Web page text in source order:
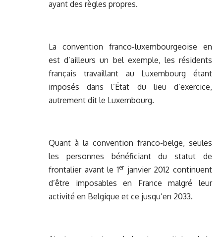
ayant des règles propres.
La convention franco-luxembourgeoise en
est d’ailleurs un bel exemple, les résidents
français travaillant au Luxembourg étant
imposés dans l’État du lieu d’exercice,
autrement dit le Luxembourg.
Quant à la convention franco-belge, seules
les personnes bénéficiant du statut de
frontalier avant le 1erjanvier 2012 continuent
d’être imposables en France malgré leur
activité en Belgique et ce jusqu’en 2033.